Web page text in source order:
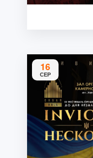
16
СЕР